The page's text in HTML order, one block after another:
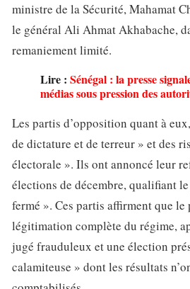
ministre de la Sécurité, Mahamat
le général Ali Ahmat Akhabache,
remaniement limité.
Lire : Sénégal : la presse
médias sous pression des
Les partis d’opposition quant à
de dictature et de terreur » et des
électorale ». Ils ont annoncé leur
élections de décembre, qualifiant
fermé ». Ces partis affirment que le
légitimation complète du régime,
jugé frauduleux et une élection
calamiteuse » dont les résultats